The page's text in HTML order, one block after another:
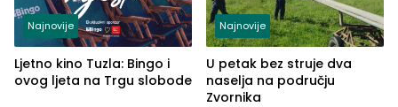
Najnovije
Ljetno kino Tuzla: Bingo i
ovog ljeta na Trgu slobode
Najnovije
U petak bez struje dva
naselja na području
Zvornika